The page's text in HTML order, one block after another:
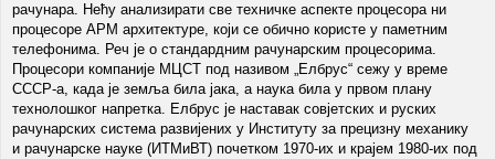
рачунара. Нећу анализирати све техничке аспекте процесора ни
процесоре АРМ архитектуре, који се обично користе у паметним
телефонима. Реч је о стандардним рачунарским процесорима.
Процесори компаније МЦСТ под називом „Елбрус“ сежу у време
СССР-а, када је земља била јака, а наука била у првом плану
технолошког напретка. Елбрус је наставак совјетских и руских
рачунарских система развијених у Институту за прецизну механику
и рачунарске науке (ИТМиВТ) почетком 1970-их и крајем 1980-их под